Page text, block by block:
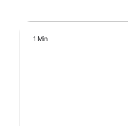
1 Min